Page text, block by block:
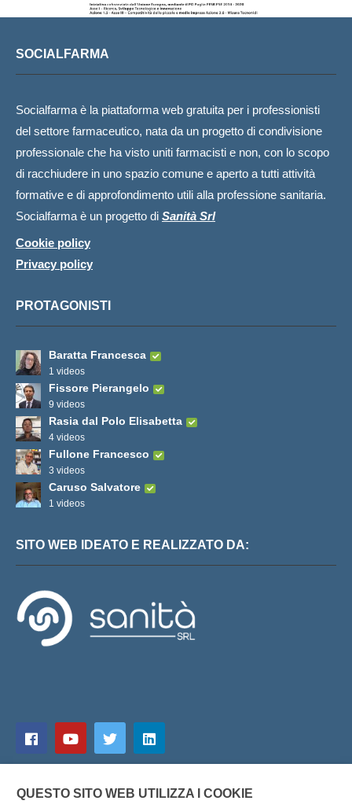
SOCIALFARMA
Socialfarma è la piattaforma web gratuita per i professionisti
del settore farmaceutico, nata da un progetto di condivisione
professionale che ha visto uniti farmacisti e non, con lo scopo
di racchiudere in uno spazio comune e aperto a tutti attività
formative e di approfondimento utili alla professione sanitaria.
Socialfarma è un progetto di Sanità Srl
Cookie policy
Privacy policy
PROTAGONISTI
Baratta Francesca
1 videos
Fissore Pierangelo
9 videos
Rasia dal Polo Elisabetta
4 videos
Fullone Francesco
3 videos
Caruso Salvatore
1 videos
SITO WEB IDEATO E REALIZZATO DA:
QUESTO SITO WEB UTILIZZA I COOKIE